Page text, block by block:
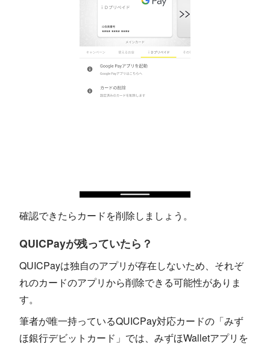
確認できたらカードを削除しましょう。
QUICPayが残っていたら？
QUICPayは独自のアプリが存在しないため、それぞ
れのカードのアプリから削除できる可能性がありま
す。
筆者が唯一持っているQUICPay対応カードの「みず
ほ銀行デビットカード」では、みずほWalletアプリを